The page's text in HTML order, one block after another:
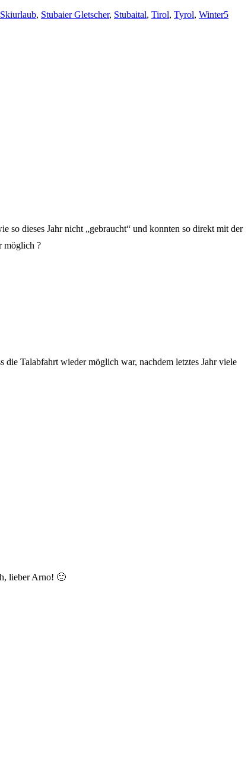
Skiurlaub, Stubaier Gletscher, Stubaital, Tirol, Tyrol, Winter5
so dieses Jahr nicht „gebraucht“ und konnten so direkt mit der
möglich ?
Talabfahrt wieder möglich war, nachdem letztes Jahr viele
lieber Arno! 🙂